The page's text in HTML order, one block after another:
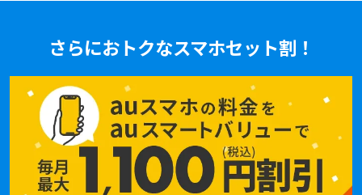
さらにおトクなスマホセット割！